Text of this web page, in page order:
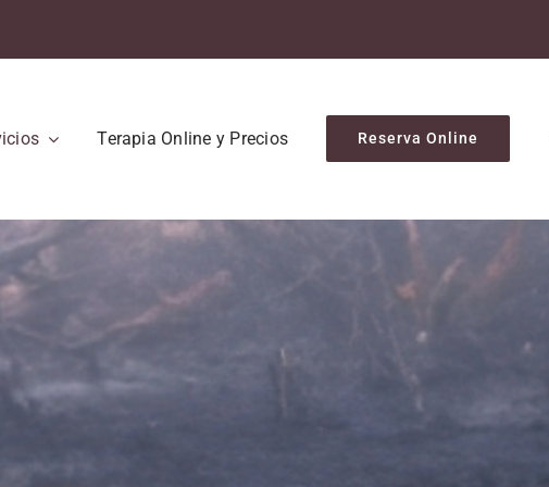
Terapia Online y Precios Reserva Online